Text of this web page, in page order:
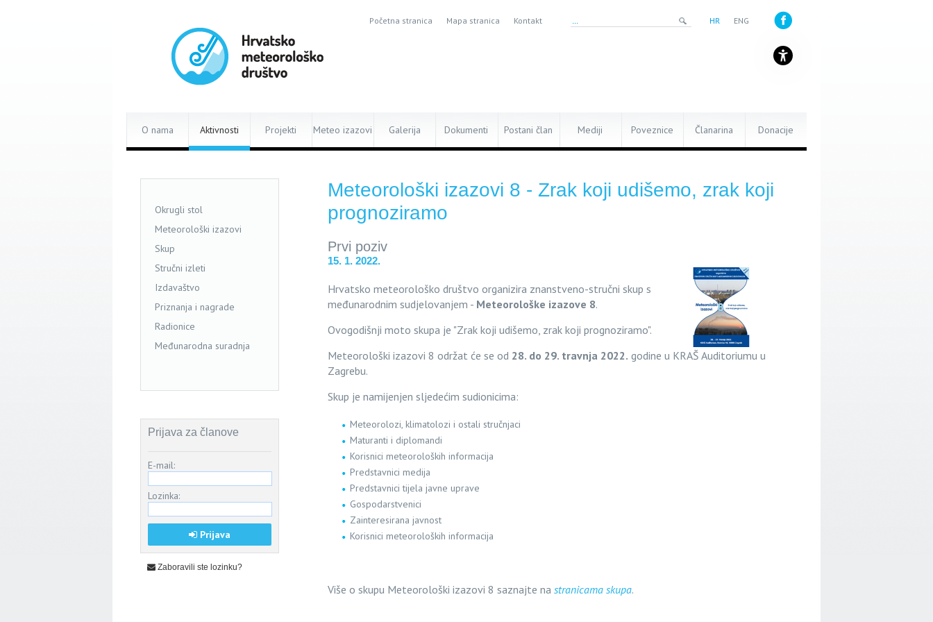
Početna stranica Mapa stranica Kontakt HR ENG
O nama Aktivnosti Projekti Meteo izazovi Galerija Dokumenti Postani član Mediji Poveznice Članarina Donacije
Meteorološki izazovi 8 - Zrak koji udišemo, zrak koji
prognoziramo
Prvi poziv
15. 1. 2022.
Hrvatsko meteorološko društvo organizira znanstveno-stručni skup s
međunarodnim sudjelovanjem - Meteorološke izazove 8.
Ovogodišnji moto skupa je "Zrak koji udišemo, zrak koji prognoziramo".
Meteorološki izazovi 8 održat će se od 28. do 29. travnja 2022. godine u KRAŠ Auditoriumu u
Zagrebu.
Skup je namijenjen sljedećim sudionicima:
Meteorolozi, klimatolozi i ostali stručnjaci
Maturanti i diplomandi
Korisnici meteoroloških informacija
Predstavnici medija
Predstavnici tijela javne uprave
Gospodarstvenici
Zainteresirana javnost
Korisnici meteoroloških informacija
Više o skupu Meteorološki izazovi 8 saznajte na stranicama skupa.
Okrugli stol
Meteorološki izazovi
Skup
Stručni izleti
Izdavaštvo
Priznanja i nagrade
Radionice
Međunarodna suradnja
Prijava za članove
E-mail:
Lozinka:
Prijava
Zaboravili ste lozinku?